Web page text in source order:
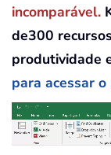
incomparável.
de300
produtividade
para acessar o